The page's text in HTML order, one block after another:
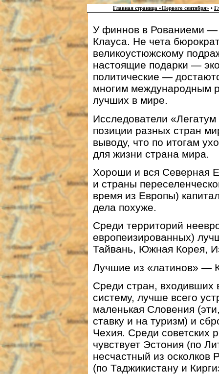
Главная страница «Первого сентября» •
У финнов в Рованиеми —
Клауса. Не чета
великоустюжскому
настоящие подарки —
политические —
многим международным
лучших в мире.
Исследователи
позиции разных стран
выводу, что по итогам
для жизни страна мира.
Хороши и вся Северная
и страны
время из Европы)
дела похуже.
Среди территорий
европеизированных)
Тайвань, Южная Корея,
Лучшие из «латинов» —
Среди стран, входивших
систему, лучше всего
маленькая Словения
ставку и на туризм) и
Чехия. Среди советских
чувствует Эстония (по
несчастный из осколков
(по Таджикистану и